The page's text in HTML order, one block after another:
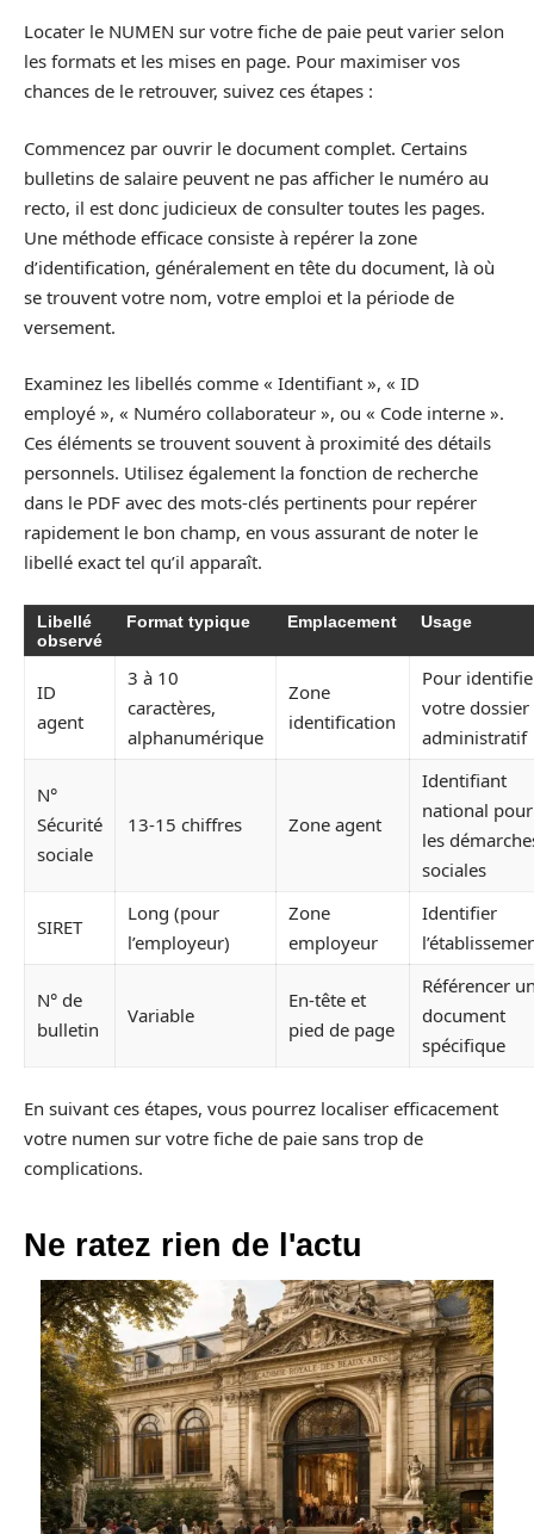
Locater le NUMEN sur votre fiche de paie peut varier selon
les formats et les mises en page. Pour maximiser vos
chances de le retrouver, suivez ces étapes :
Commencez par ouvrir le document complet. Certains
bulletins de salaire peuvent ne pas afficher le numéro au
recto, il est donc judicieux de consulter toutes les pages.
Une méthode efficace consiste à repérer la zone
d’identification, généralement en tête du document, là où
se trouvent votre nom, votre emploi et la période de
versement.
Examinez les libellés comme « Identifiant », « ID
employé », « Numéro collaborateur », ou « Code interne ».
Ces éléments se trouvent souvent à proximité des détails
personnels. Utilisez également la fonction de recherche
dans le PDF avec des mots-clés pertinents pour repérer
rapidement le bon champ, en vous assurant de noter le
libellé exact tel qu’il apparaît.
Libellé
observé
Format typique Emplacement Usage
ID
agent
3 à 10
caractères,
alphanumérique
Zone
identification
Pour
votre dossier
administratif
N°
Sécurité
sociale
13-15 chiffres Zone agent
Identifiant
national pour
les
sociales
SIRET
Long (pour
l’employeur)
Zone
employeur
Identifier
N° de
bulletin
Variable
En-tête et
pied de page
Référencer
document
spécifique
En suivant ces étapes, vous pourrez localiser efficacement
votre numen sur votre fiche de paie sans trop de
complications.
Ne ratez rien de l'actu